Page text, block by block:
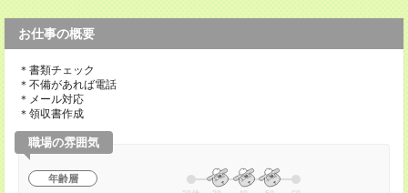
お仕事の概要
＊書類チェック
＊不備があれば電話
＊メール対応
＊領収書作成
職場の雰囲気
年齢層